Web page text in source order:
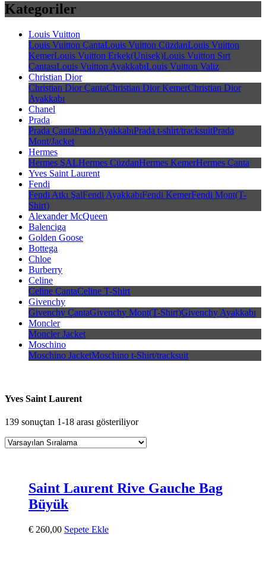
Kategoriler
Louis Vuitton
Louis Vuitton ÇantaLouis Vuitton CüzdanLouis Vuitton
KemerLouis Vuitton Erkek(Unisek)Louis Vuitton Sırt
ÇantasıLouis Vuitton AyakkabıLouis Vuitton Valiz
Christian Dior
Christian Dior ÇantaChristian Dior KemerChristian Dior
Ayakkabı
Chanel
Prada
Prada ÇantaPrada AyakkabıPrada t-shirt/tracksuitPrada
Mont/Jacket
Hermes
Hermes ŞALHermes CüzdanHermes KemerHermes Çanta
Yves Saint Laurent
Fendi
Fendi Atkı ŞalFendi AyakkabıFendi KemerFendi Mont(T-
Shirt)
Alexander McQueen
Balenciga
Golden Goose
Bottega
Chloe
Burberry
Celine
Celine ÇantaCeline T-Shirt
Givenchy
Givenchy ÇantaGivenchy Mont(T-Shirt)Givenchy Ayakkabı
Moncler
Moncler Jacket
Moschino
Moschino JacketMoschino t-Shirt/tracksuit
Yves Saint Laurent
139 sonuçtan 1-18 arası gösteriliyor
Saint Laurent Rive Gauche Bag
Büyük
€ 260,00 Sepete Ekle